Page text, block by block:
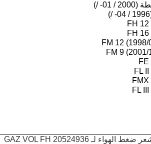
خريطة مستشعر ضغط الهواء لـ GAZ VOL FH 20524936